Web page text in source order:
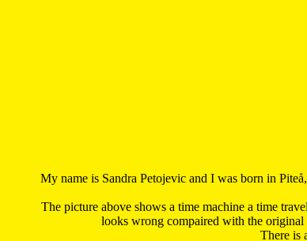
My name is Sandra Petojevic and I was born in
The picture above shows a time machine a time
looks wrong compaired with the
There is